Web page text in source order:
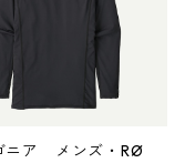
ニア メンズ・RØ